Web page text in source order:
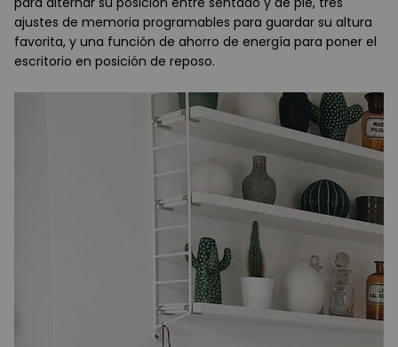
ajustes de memoria programables para guardar su altura
favorita, y una función de ahorro de energía para poner el
escritorio en posición de reposo.